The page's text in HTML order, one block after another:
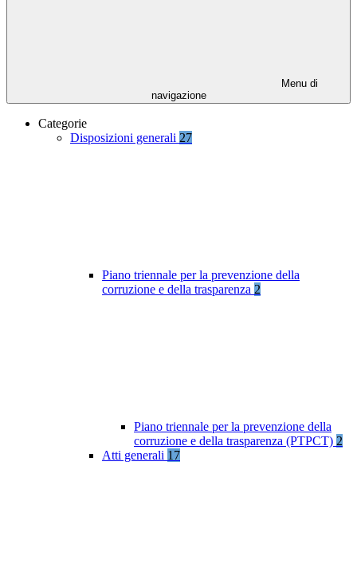
Menu di
navigazione
Categorie
Disposizioni generali 27
Piano triennale per la prevenzione della
corruzione e della trasparenza 2
Piano triennale per la prevenzione della
corruzione e della trasparenza (PTPCT) 2
Atti generali 17